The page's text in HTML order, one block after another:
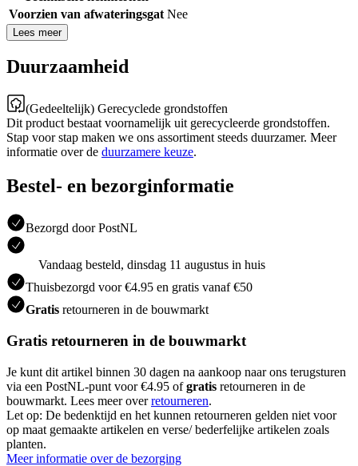
Voorzien van afwateringsgat Nee
Lees meer
Duurzaamheid
(Gedeeltelijk) Gerecyclede grondstoffen
Dit product bestaat voornamelijk uit gerecycleerde grondstoffen.
Stap voor stap maken we ons assortiment steeds duurzamer. Meer
informatie over de duurzamere keuze.
Bestel- en bezorginformatie
Bezorgd door PostNL
Vandaag besteld, dinsdag 11 augustus in huis
Thuisbezorgd voor €4.95 en gratis vanaf €50
Gratis retourneren in de bouwmarkt
Gratis retourneren in de bouwmarkt
Je kunt dit artikel binnen 30 dagen na aankoop naar ons terugsturen
via een PostNL-punt voor €4.95 ofgratis retourneren in de
bouwmarkt. Lees meer overretourneren.
Let op: De bedenktijd en het kunnen retourneren gelden niet voor
op maat gemaakte artikelen en verse/ bederfelijke artikelen zoals
planten.
Meer informatie over de bezorging